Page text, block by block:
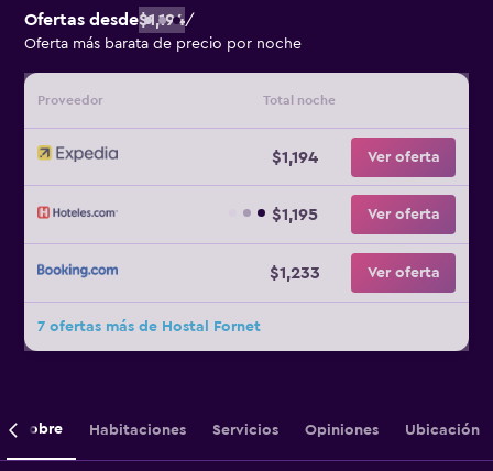
Ofertas desde$1,194/
Oferta más barata de precio por noche
Proveedor Total noche
$1,194 Ver oferta
$1,195 Ver oferta
$1,233 Ver oferta
7 ofertas más de Hostal Fornet
Sobre Habitaciones Servicios Opiniones Ubicación